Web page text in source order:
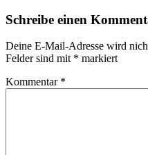
Schreibe einen
Deine E-Mail-Adresse wird
Felder sind mit * markiert
Kommentar *